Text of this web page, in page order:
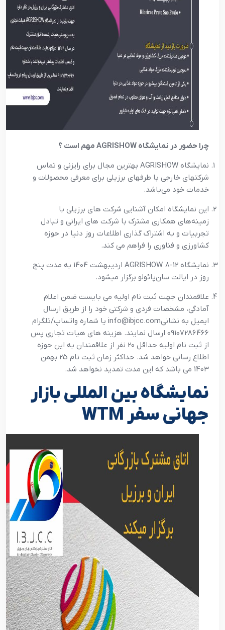
چرا حضور در نمایشگاه AGRISHOW مهم است ؟
نمایشگاه AGRISHOW بهترین مجال برای رایزنی و تماس
شرکتهای خارجی با طرفهای برزیلی برای معرفی محصولات و
خدمات خود می‌باشد.
این نمایشگاه امکان آشنایی شرکت های برزیلی با
زمینه‌های همکاری مشترک با شرکت های ایرانی و تبادل
تجربیات و به اشتراک گذاری اطلاعات روز دنیا در حوزه
کشاورزی و فناوری را فراهم می کند.
نمایشگاه AGRISHOW 8-12 اردیبهشت 1404 به مدت پنج
روز در ایالت سان‌پائولو برگزار میشود.
علاقمندان جهت ثبت نام اولیه می بایست ضمن اعلام
آمادگی، مشخصات فردی و شرکتی خود را از طریق ارسال
ایمیل به نشانیinfo@ibjcc.com یا شماره واتساپ/تلگرام
09107286466 ارسال نمایند. هزینه های هیات تجاری پس
از ثبت نام اولیه حداقل 20 نفر از علاقمندان به این حوزه
اطلاع رسانی خواهد شد. حداکثر زمان ثبت نام 25 بهمن
1403 می باشد که این مدت تمدید نخواهد شد.
نمایشگاه بین المللی بازار
جهانی سفر WTM